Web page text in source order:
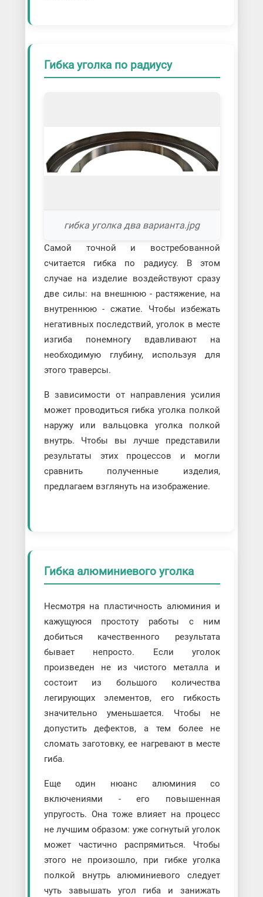
Гибка уголка по радиусу
гибка уголка два варианта.jpg
Самой точной и востребованной
считается гибка по радиусу. В этом
случае на изделие воздействуют сразу
две силы: на внешнюю - растяжение, на
внутреннюю - сжатие. Чтобы избежать
негативных последствий, уголок в месте
изгиба понемногу вдавливают на
необходимую глубину, используя для
этого траверсы.
В зависимости от направления усилия
может проводиться гибка уголка полкой
наружу или вальцовка уголка полкой
внутрь. Чтобы вы лучше представили
результаты этих процессов и могли
сравнить полученные изделия,
предлагаем взглянуть на изображение.
Гибка алюминиевого уголка
Несмотря на пластичность алюминия и
кажущуюся простоту работы с ним
добиться качественного результата
бывает непросто. Если уголок
произведен не из чистого металла и
состоит из большого количества
легирующих элементов, его гибкость
значительно уменьшается. Чтобы не
допустить дефектов, а тем более не
сломать заготовку, ее нагревают в месте
гиба.
Еще один нюанс алюминия со
включениями - его повышенная
упругость. Она тоже влияет на процесс
не лучшим образом: уже согнутый уголок
может частично распрямиться. Чтобы
этого не произошло, при гибке уголка
полкой внутрь алюминиевого следует
чуть завышать угол гиба и занижать